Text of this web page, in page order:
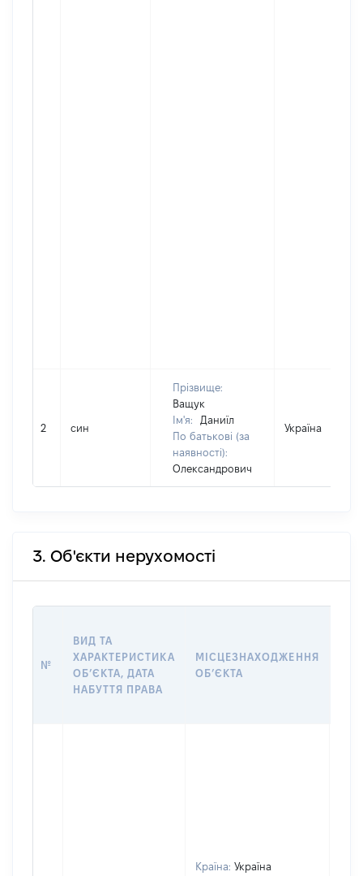
2 син
Прізвище:
Ващук
Ім'я:
Даниїл
По батькові (за
наявності):
Олександрович
Україна
3. Об'єкти нерухомості
№
ВИД ТА
ХАРАКТЕРИСТИКА
ОБʼЄКТА, ДАТА
НАБУТТЯ ПРАВА
МІСЦЕЗНАХОДЖЕННЯ
ОБʼЄКТА
Країна: Україна